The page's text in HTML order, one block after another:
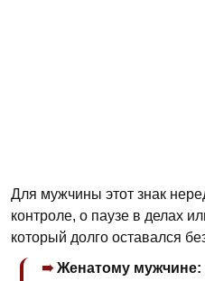
Для мужчины этот знак
контроле, о паузе в делах
который долго оставался
Женатому мужчине: